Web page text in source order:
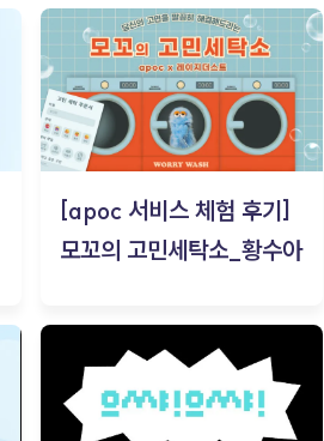
[apoc 서비스 체험 후기]
모꼬의 고민세탁소_황수아